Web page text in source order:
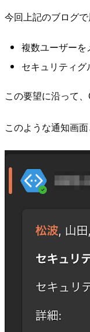
今回上記のブログ
複数ユーザーを
セキュリティグ
この要望に沿って
このような通知画面